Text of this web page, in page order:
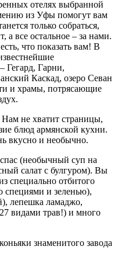
отелях выбранной
из Уфы помогут вам
только собраться,
а все остальное – за нами.
что показать вам! В
Гегард, Гарни,
Каскад, озеро Севан
и храмы, потрясающие
не хватит страницы,
блюд армянской кухни.
вкусно и необычно.
(необычный суп на
салат с булгуром). Вы
специально отбитого
специями и зеленью),
лепешка ламаджо,
видами трав!) и много
знаменитого завода